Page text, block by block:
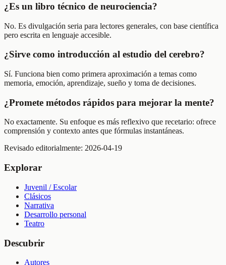
¿Es un libro técnico de neurociencia?
No. Es divulgación seria para lectores generales, con base científica
pero escrita en lenguaje accesible.
¿Sirve como introducción al estudio del cerebro?
Sí. Funciona bien como primera aproximación a temas como
memoria, emoción, aprendizaje, sueño y toma de decisiones.
¿Promete métodos rápidos para mejorar la mente?
No exactamente. Su enfoque es más reflexivo que recetario: ofrece
comprensión y contexto antes que fórmulas instantáneas.
Revisado editorialmente: 2026-04-19
Explorar
Juvenil / Escolar
Clásicos
Narrativa
Desarrollo personal
Teatro
Descubrir
Autores